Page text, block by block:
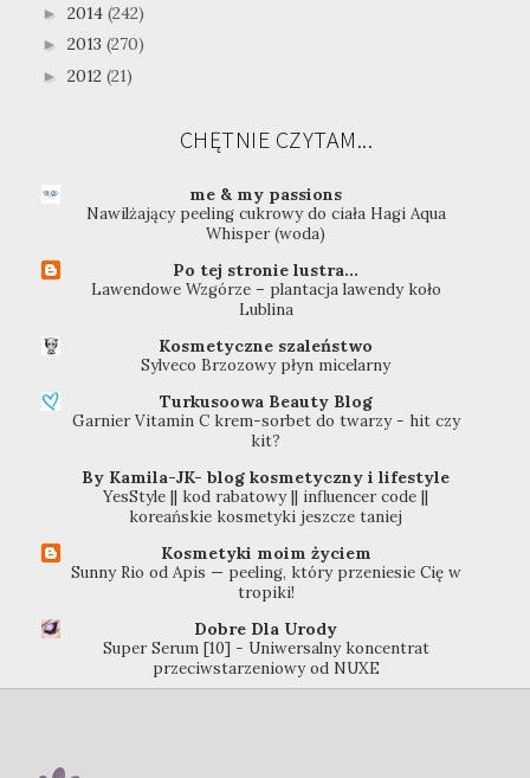
► 2014 (242)
► 2013 (270)
► 2012 (21)
CHĘTNIE CZYTAM...
me & my passions
Nawilżający peeling cukrowy do ciała Hagi Aqua
Whisper (woda)
Po tej stronie lustra...
Lawendowe Wzgórze – plantacja lawendy koło
Lublina
Kosmetyczne szaleństwo
Sylveco Brzozowy płyn micelarny
Turkusoowa Beauty Blog
Garnier Vitamin C krem-sorbet do twarzy - hit czy
kit?
By Kamila-JK- blog kosmetyczny i lifestyle
YesStyle || kod rabatowy || influencer code ||
koreańskie kosmetyki jeszcze taniej
Kosmetyki moim życiem
Sunny Rio od Apis — peeling, który przeniesie Cię w
tropiki!
Dobre Dla Urody
Super Serum [10] - Uniwersalny koncentrat
przeciwstarzeniowy od NUXE